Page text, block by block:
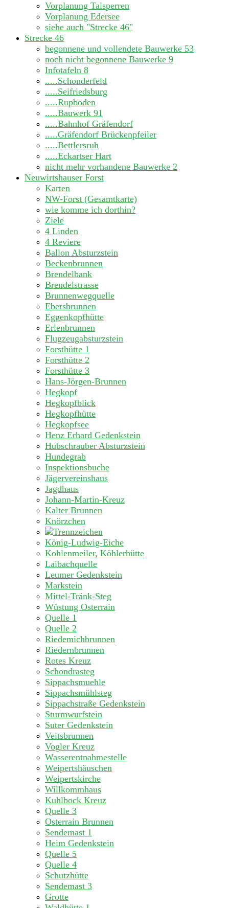
Vorplanung Talsperren
Vorplanung Edersee
siehe auch "Strecke 46"
Strecke 46
begonnene und vollendete Bauwerke 53
noch nicht begonnene Bauwerke 9
Infotafeln 8
.....Schonderfeld
.....Seifriedsburg
.....Rupboden
.....Bauwerk 91
.....Bahnhof Gräfendorf
.....Gräfendorf Brückenpfeiler
.....Bettlersruh
.....Eckartser Hart
nicht mehr vorhandene Bauwerke 2
Neuwirtshauser Forst
Karten
NW-Forst (Gesamtkarte)
wie komme ich dorthin?
Ziele
4 Linden
4 Reviere
Ballon Absturzstein
Beckenbrunnen
Brendelbank
Brendelstrasse
Brunnenwegquelle
Ebersbrunnen
Eggenkopfhütte
Erlenbrunnen
Flugzeugabsturzstein
Forsthütte 1
Forsthütte 2
Forsthütte 3
Hans-Jörgen-Brunnen
Hegkopf
Hegkopfblick
Hegkopfhütte
Hegkopfsee
Henz Erhard Gedenkstein
Hubschrauber Absturzstein
Hundegrab
Inspektionsbuche
Jägervereinshaus
Jagdhaus
Johann-Martin-Kreuz
Kalter Brunnen
Knörzchen
König-Ludwig-Eiche
Kohlenmeiler, Köhlerhütte
Laibachquelle
Leumer Gedenkstein
Markstein
Mittel-Tränk-Steg
Wüstung Osterrain
Quelle 1
Quelle 2
Riedemichbrunnen
Riedernbrunnen
Rotes Kreuz
Schondrasteg
Sippachsmuehle
Sippachsmühlsteg
Sippachstraße Gedenkstein
Sturmwurfstein
Suter Gedenkstein
Veitsbrunnen
Vogler Kreuz
Wasserentnahmestelle
Weipertshäuschen
Weipertskirche
Willkommhaus
Kuhlbock Kreuz
Quelle 3
Osterrain Brunnen
Sendemast 1
Heim Gedenkstein
Quelle 5
Quelle 4
Schutzhütte
Sendemast 3
Grotte